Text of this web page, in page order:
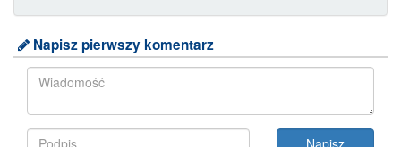
Napisz pierwszy komentarz